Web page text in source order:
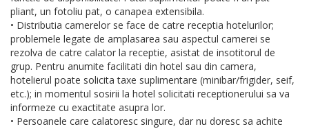
pliant, un fotoliu pat, o canapea extensibila.
• Distributia camerelor se face de catre receptia hotelurilor;
problemele legate de amplasarea sau aspectul camerei se
rezolva de catre calator la receptie, asistat de insotitorul de
grup. Pentru anumite facilitati din hotel sau din camera,
hotelierul poate solicita taxe suplimentare (minibar/frigider, seif,
etc.); in momentul sosirii la hotel solicitati receptionerului sa va
informeze cu exactitate asupra lor.
• Persoanele care calatoresc singure, dar nu doresc sa achite